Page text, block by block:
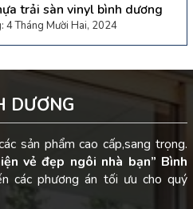
trải sàn vinyl bình dương
4 Tháng Mười Hai, 2024
DƯƠNG
sản phẩm cao cấp,sang trọng.
vẻ đẹp ngôi nhà bạn” Bình
các phương án tối ưu cho quý